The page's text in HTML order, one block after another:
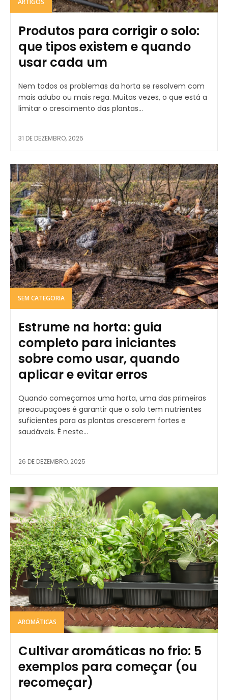
Produtos para corrigir o solo:
que tipos existem e quando
usar cada um
Nem todos os problemas da horta se resolvem com
mais adubo ou mais rega. Muitas vezes, o que está a
limitar o crescimento das plantas...
31 DE DEZEMBRO, 2025
SEM CATEGORIA
Estrume na horta: guia
completo para iniciantes
sobre como usar, quando
aplicar e evitar erros
Quando começamos uma horta, uma das primeiras
preocupações é garantir que o solo tem nutrientes
suficientes para as plantas crescerem fortes e
saudáveis. É neste...
26 DE DEZEMBRO, 2025
AROMÁTICAS
Cultivar aromáticas no frio: 5
exemplos para começar (ou
recomeçar)